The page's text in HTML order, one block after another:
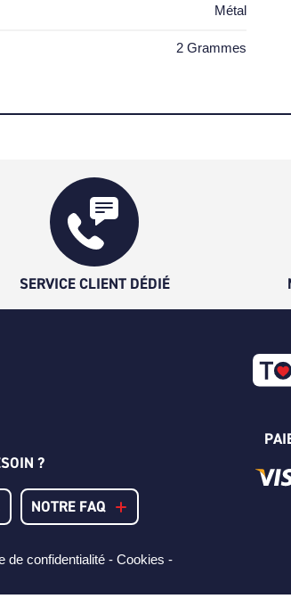
Métal
2 Grammes
SERVICE CLIENT DÉDIÉ
?
NOTRE FAQ
de confidentialité - Cookies -